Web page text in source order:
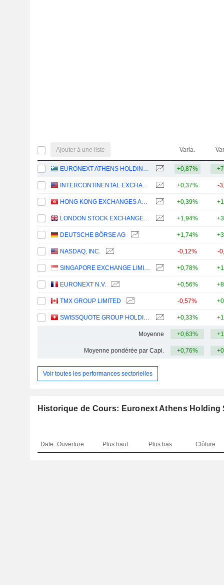
Ajouter à une liste Varia.
EURONEXT ATHENS HOLDING S.A. +0,87%
INTERCONTINENTAL EXCHANGE, INC. +0,37% -
HONG KONG EXCHANGES AND CLEARING LIMITED +0,39%
LONDON STOCK EXCHANGE GROUP PLC +1,94%
DEUTSCHE BÖRSE AG +1,74%
NASDAQ, INC. -0,12% -
SINGAPORE EXCHANGE LIMITED +0,78%
EURONEXT N.V. +0,56%
TMX GROUP LIMITED -0,57%
SWISSQUOTE GROUP HOLDING SA +0,33%
Moyenne +0,63%
Moyenne pondérée par Capi. +0,76%
Voir toutes les performances sectorielles
Historique de Cours: Euronext Athens Holding
Date Ouverture Plus haut Plus bas Clôture